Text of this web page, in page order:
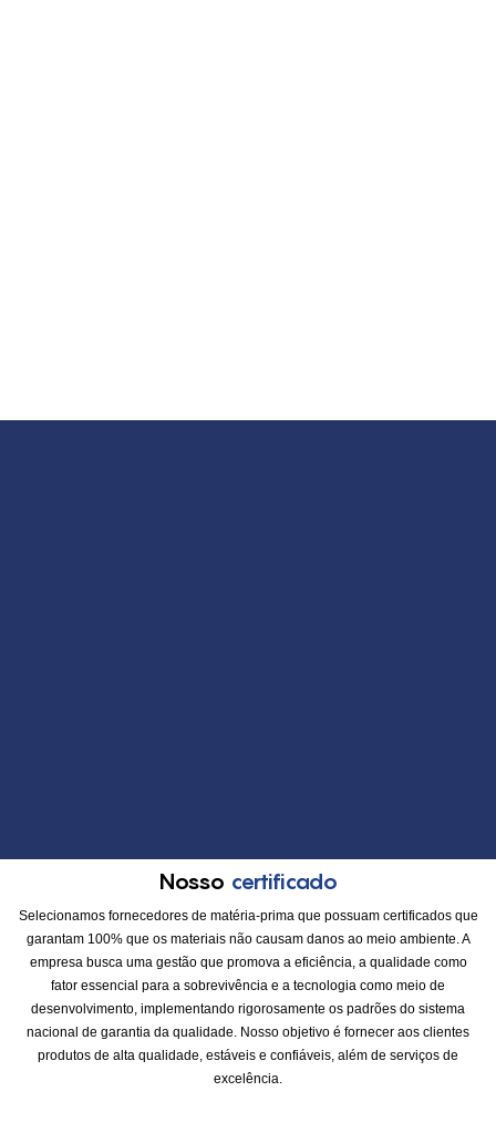
Nosso certificado
Selecionamos fornecedores de matéria-prima que possuam certificados que
garantam 100% que os materiais não causam danos ao meio ambiente. A
empresa busca uma gestão que promova a eficiência, a qualidade como
fator essencial para a sobrevivência e a tecnologia como meio de
desenvolvimento, implementando rigorosamente os padrões do sistema
nacional de garantia da qualidade. Nosso objetivo é fornecer aos clientes
produtos de alta qualidade, estáveis ​​e confiáveis, além de serviços de
excelência.